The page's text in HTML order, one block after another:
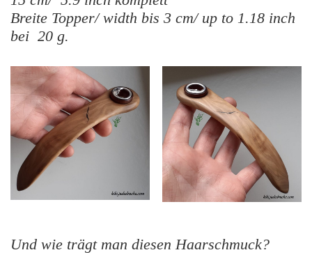
Breite Topper/ width bis 3 cm/ up to 1.18 inch
bei 20 g.
Und wie trägt man diesen Haarschmuck?